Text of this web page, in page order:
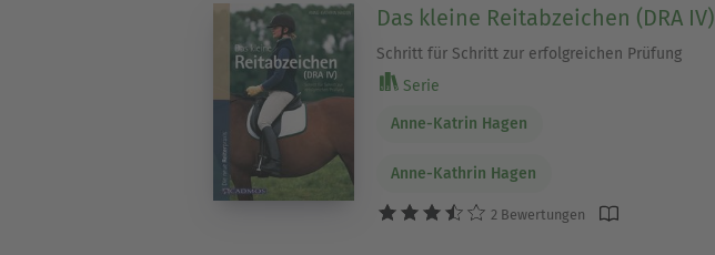
Das kleine Reitabzeichen (DRA IV)
Schritt für Schritt zur erfolgreichen Prüfung
Serie
Anne-Katrin Hagen
Anne-Kathrin Hagen
2 Bewertungen